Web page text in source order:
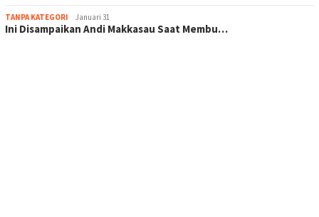
TANPA KATEGORI Januari 31
Ini Disampaikan Andi Makkasau Saat Membu…